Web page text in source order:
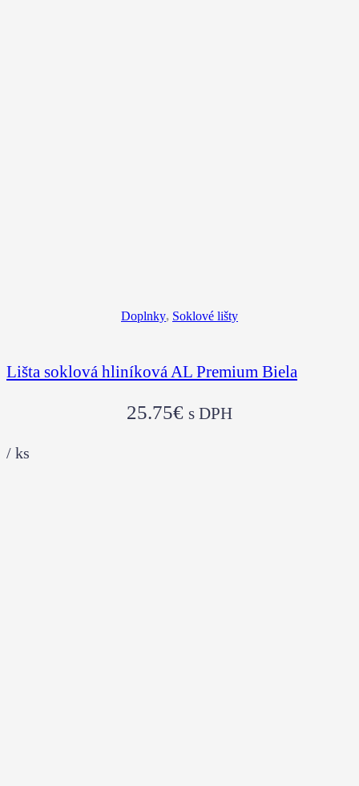
Doplnky, Soklové lišty
Lišta soklová hliníková AL Premium Biela
25.75€ s DPH
/ ks